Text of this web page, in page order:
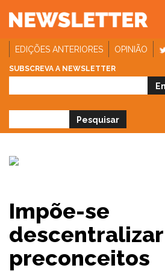
EDIÇÕES ANTERIORES OPINIÃO
SUBSCREVA A NEWSLETTER
Impõe-se
preconceitos